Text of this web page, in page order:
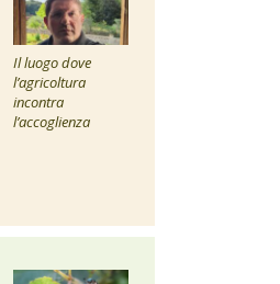
Il luogo dove
l’agricoltura
incontra
l’accoglienza